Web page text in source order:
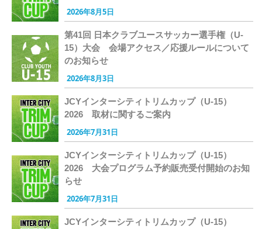
2026年8月5日
第41回 日本クラブユースサッカー選手権（U-
15）大会 会場アクセス／応援ルールについて
のお知らせ
2026年8月3日
JCYインターシティトリムカップ（U-15）
2026 取材に関するご案内
2026年7月31日
JCYインターシティトリムカップ（U-15）
2026 大会プログラム予約販売受付開始のお知
らせ
2026年7月31日
JCYインターシティトリムカップ（U-15）